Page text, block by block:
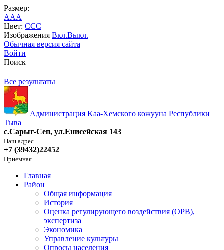
Размер:
AAA
Цвет: CCC
Изображения Вкл.Выкл.
Обычная версия сайта
Войти
Поиск
Все результаты
Администрация Kaa-Хемского кожууна Республики
Тыва
с.Сарыг-Сеп, ул.Енисейская 143
Наш адрес
+7 (39432)22452
Приемная
Главная
Район
Общая информация
История
Оценка регулирующего воздействия (ОРВ),
экспертиза
Экономика
Управление культуры
Опросы населения